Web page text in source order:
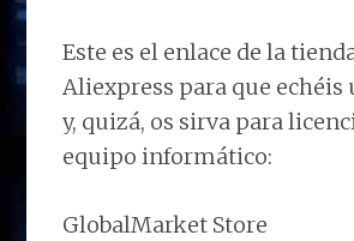
Este es el enlace de la
Aliexpress para que echéis
y, quizá, os sirva para
equipo informático:
GlobalMarket Store